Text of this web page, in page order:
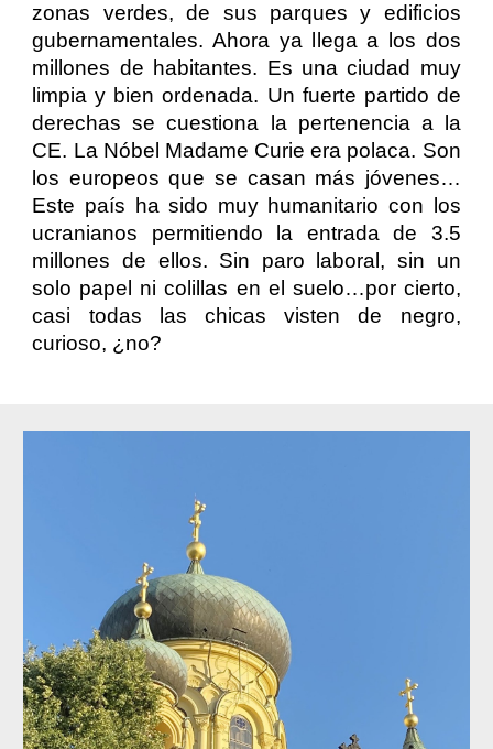
zonas verdes, de sus parques y edificios
gubernamentales. Ahora ya llega a los dos
millones de habitantes. Es una ciudad muy
limpia y bien ordenada. Un fuerte partido de
derechas se cuestiona la pertenencia a la
CE. La Nóbel Madame Curie era polaca. Son
los europeos que se casan más jóvenes…
Este país ha sido muy humanitario con los
ucranianos permitiendo la entrada de 3.5
millones de ellos. Sin paro laboral, sin un
solo papel ni colillas en el suelo…por cierto,
casi todas las chicas visten de negro,
curioso, ¿no?